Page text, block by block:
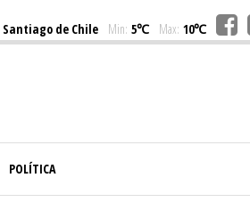
Santiago de Chile Min: 5℃ Max: 10℃
POLÍTICA